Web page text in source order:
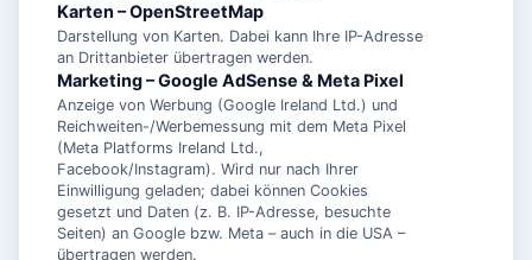
Karten – OpenStreetMap
Darstellung von Karten. Dabei kann Ihre IP-Adresse
an Drittanbieter übertragen werden.
Marketing – Google AdSense & Meta Pixel
Anzeige von Werbung (Google Ireland Ltd.) und
Reichweiten-/Werbemessung mit dem Meta Pixel
(Meta Platforms Ireland Ltd.,
Facebook/Instagram). Wird nur nach Ihrer
Einwilligung geladen; dabei können Cookies
gesetzt und Daten (z. B. IP-Adresse, besuchte
Seiten) an Google bzw. Meta – auch in die USA –
übertragen werden.